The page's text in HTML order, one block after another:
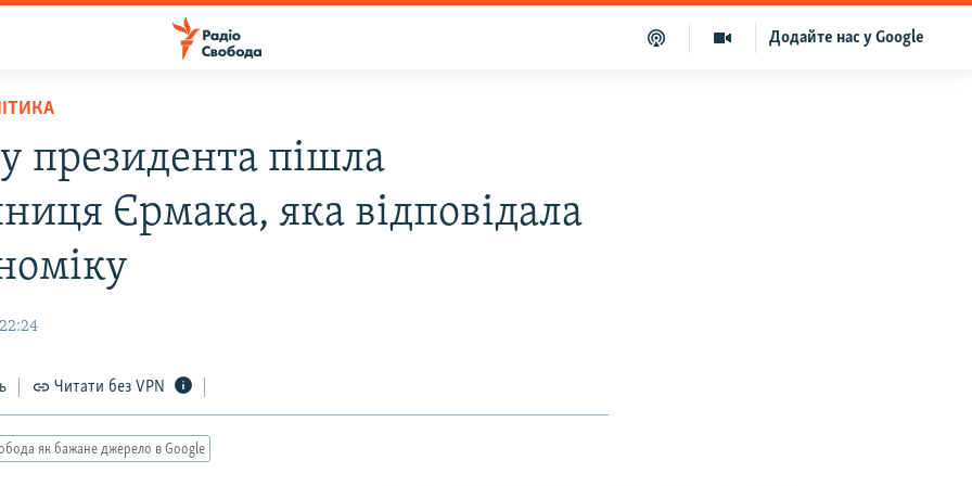
Додайте нас у Google
президента пішла
Єрмака, яка відповідала
Читати без VPN
як бажане джерело в Google